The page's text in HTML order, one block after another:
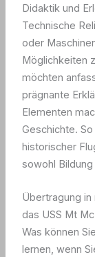
Didaktik und
Technische
oder
Möglichkeiten
möchten
prägnante
Elementen
Geschichte.
historischer
sowohl
Übertragung
das USS Mt
Was können
lernen, wenn